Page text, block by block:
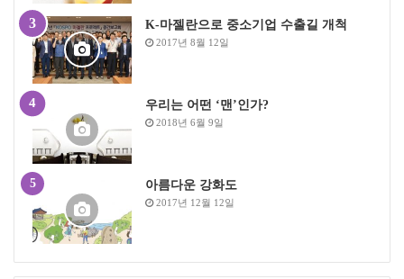
K-마젤란으로 중소기업 수출길 개척
2017년 8월 12일
우리는 어떤 ‘맨’인가?
2018년 6월 9일
아름다운 강화도
2017년 12월 12일